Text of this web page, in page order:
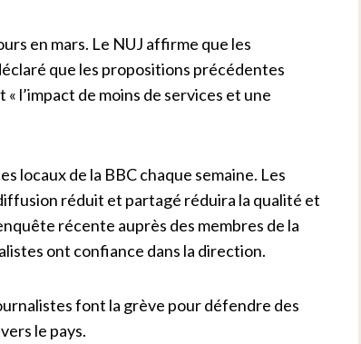
en mars. Le NUJ affirme que les
que les propositions précédentes
l’impact de moins de services et une
locaux de la BBC chaque semaine. Les
réduit et partagé réduira la qualité et
récente auprès des membres de la
ont confiance dans la direction.
font la grève pour défendre des
le pays.